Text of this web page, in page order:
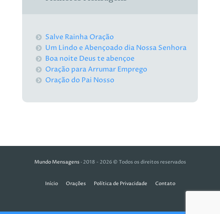
Salve Rainha Oração
Um Lindo e Abençoado dia Nossa Senhora
Boa noite Deus te abençoe
Oração para Arrumar Emprego
Oração do Pai Nosso
Mundo Mensagens· 2018 - 2026 © Todos os direitos reservados
Início Orações Política de Privacidade Contato